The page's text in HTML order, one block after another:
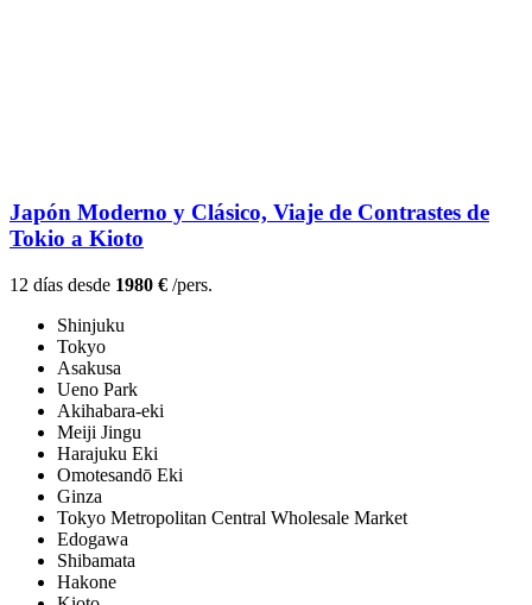
Japón Moderno y Clásico, Viaje de Contrastes de
Tokio a Kioto
12 días desde 1980 € /pers.
Shinjuku
Tokyo
Asakusa
Ueno Park
Akihabara-eki
Meiji Jingu
Harajuku Eki
Omotesandō Eki
Ginza
Tokyo Metropolitan Central Wholesale Market
Edogawa
Shibamata
Hakone